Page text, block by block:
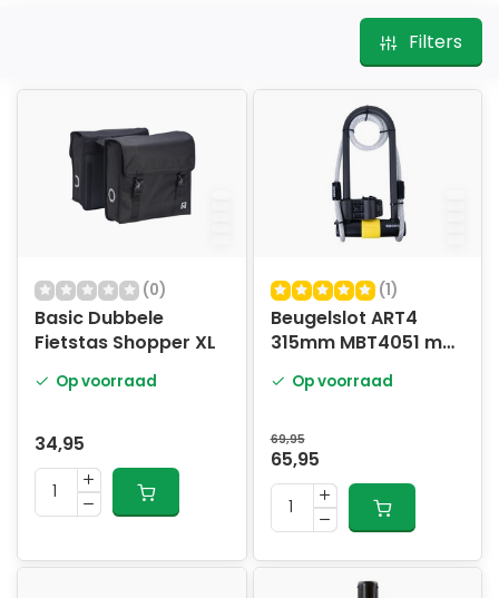
Filters
(0)
Basic Dubbele
Fietstas Shopper XL
Op voorraad
34,95
(1)
Beugelslot ART4
315mm MBT4051 met
Op voorraad
69,95
65,95